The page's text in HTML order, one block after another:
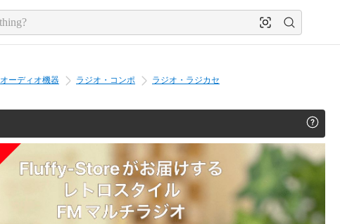
オーディオ機器 ラジオ・コンポ ラジオ・ラジカセ